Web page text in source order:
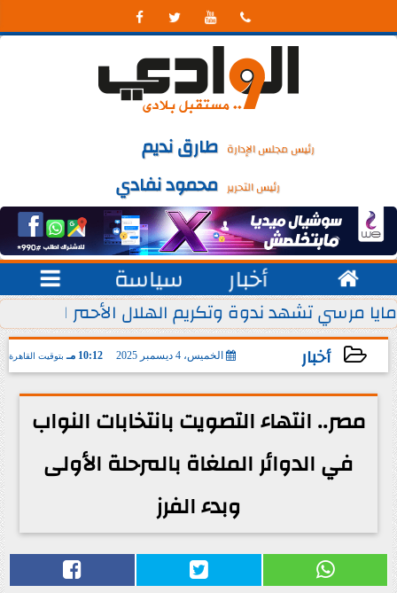
   
رئيس مجلس الإدارة طارق نديم
رئيس التحرير محمود نفادي
 أخبار سياسة 
يوليو من كل عام
مايا مرسي تشهد ندوة وتكريم الهلال الأحمر
أخبار الخميس، 4 ديسمبر 2025 10:12 مـ بتوقيت القاهرة
2025-12-04 22:12:49
مصر.. انتهاء التصويت بانتخابات النواب
في الدوائر الملغاة بالمرحلة الأولى
وبدء الفرز